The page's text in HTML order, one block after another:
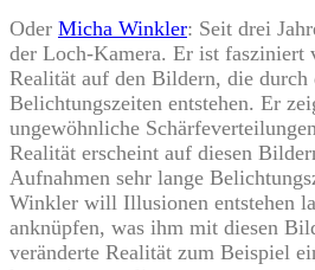
Oder Micha Winkler: Seit drei
der Loch-Kamera. Er ist fasziniert
Realität auf den Bildern, die durch
Belichtungszeiten entstehen. Er
ungewöhnliche
Realität erscheint auf diesen
Aufnahmen sehr lange
Winkler will Illusionen entstehen
anknüpfen, was ihm mit diesen
veränderte Realität zum Beispiel